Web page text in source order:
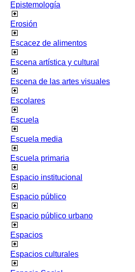
Epistemología
Erosión
Escacez de alimentos
Escena artística y cultural
Escena de las artes visuales
Escolares
Escuela
Escuela media
Escuela primaria
Espacio institucional
Espacio público
Espacio público urbano
Espacios
Espacios culturales